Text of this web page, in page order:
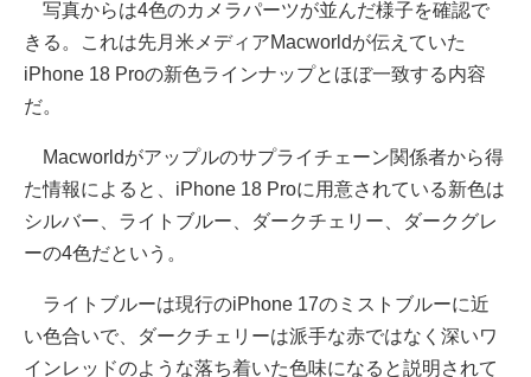
写真からは4色のカメラパーツが並んだ様子を確認で
きる。これは先月米メディアMacworldが伝えていた
iPhone 18 Proの新色ラインナップとほぼ一致する内容
だ。
Macworldがアップルのサプライチェーン関係者から得
た情報によると、iPhone 18 Proに用意されている新色は
シルバー、ライトブルー、ダークチェリー、ダークグレ
ーの4色だという。
ライトブルーは現行のiPhone 17のミストブルーに近
い色合いで、ダークチェリーは派手な赤ではなく深いワ
インレッドのような落ち着いた色味になると説明されて